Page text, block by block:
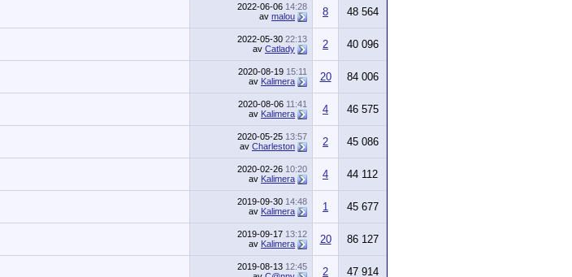
2022-06-06 14:28
av malou 8 48 564
2022-05-30 22:13
av Catlady 2 40 096
2020-08-19 15:11
av Kalimera 20 84 006
2020-08-06 11:41
av Kalimera 4 46 575
2020-05-25 13:57
av Charleston 2 45 086
2020-02-26 10:20
av Kalimera 4 44 112
2019-09-30 14:48
av Kalimera 1 45 677
2019-09-17 13:12
av Kalimera 20 86 127
2019-08-13 12:45
2 47 914